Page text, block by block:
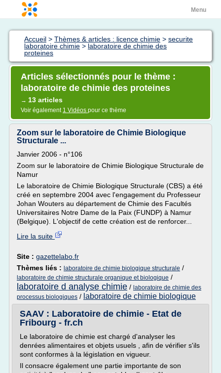
Menu
Accueil > Thèmes & articles : licence chimie > securite
laboratoire chimie > laboratoire de chimie des
proteines
Articles sélectionnés pour le thème :
laboratoire de chimie des proteines
→ 13 articles
Voir également 1 Vidéos pour ce thème
Zoom sur le laboratoire de Chimie Biologique
Structurale ...
Janvier 2006 - n°106
Zoom sur le laboratoire de Chimie Biologique Structurale de
Namur
Le laboratoire de Chimie Biologique Structurale (CBS) a été
créé en septembre 2004 avec l'engagement du Professeur
Johan Wouters au département de Chimie des Facultés
Universitaires Notre Dame de la Paix (FUNDP) à Namur
(Belgique). L'objectif de cette création est de renforcer...
Lire la suite
Site : gazettelabo.fr
Thèmes liés : laboratoire de chimie biologique structurale /
laboratoire de chimie structurale organique et biologique /
laboratoire d analyse chimie / laboratoire de chimie des
processus biologiques / laboratoire de chimie biologique
SAAV : Laboratoire de chimie - Etat de
Fribourg - fr.ch
Le laboratoire de chimie est chargé d'analyser les
denrées alimentaires et objets usuels , afin de vérifier s'ils
sont conformes à la législation en vigueur.
Il consacre également une partie importante de son